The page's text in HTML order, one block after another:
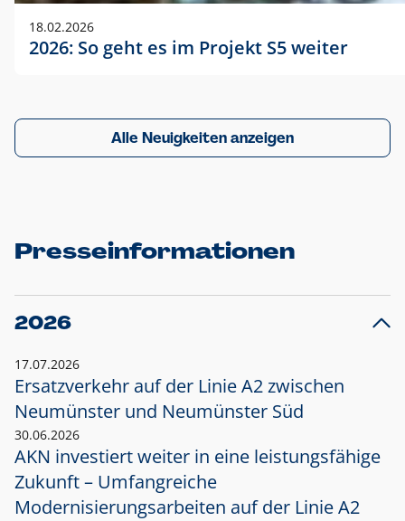
18.02.2026
2026: So geht es im Projekt S5 weiter
Alle Neuigkeiten anzeigen
Presseinformationen
2026
17.07.2026
Ersatzverkehr auf der Linie A2 zwischen
Neumünster und Neumünster Süd
30.06.2026
AKN investiert weiter in eine leistungsfähige
Zukunft – Umfangreiche
Modernisierungsarbeiten auf der Linie A2